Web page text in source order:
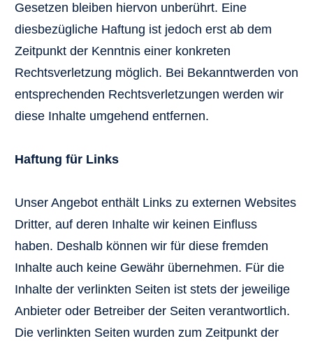
Gesetzen bleiben hiervon unberührt. Eine
diesbezügliche Haftung ist jedoch erst ab dem
Zeitpunkt der Kenntnis einer konkreten
Rechtsverletzung möglich. Bei Bekanntwerden von
entsprechenden Rechtsverletzungen werden wir
diese Inhalte umgehend entfernen.
Haftung für Links
Unser Angebot enthält Links zu externen Websites
Dritter, auf deren Inhalte wir keinen Einfluss
haben. Deshalb können wir für diese fremden
Inhalte auch keine Gewähr übernehmen. Für die
Inhalte der verlinkten Seiten ist stets der jeweilige
Anbieter oder Betreiber der Seiten verantwortlich.
Die verlinkten Seiten wurden zum Zeitpunkt der